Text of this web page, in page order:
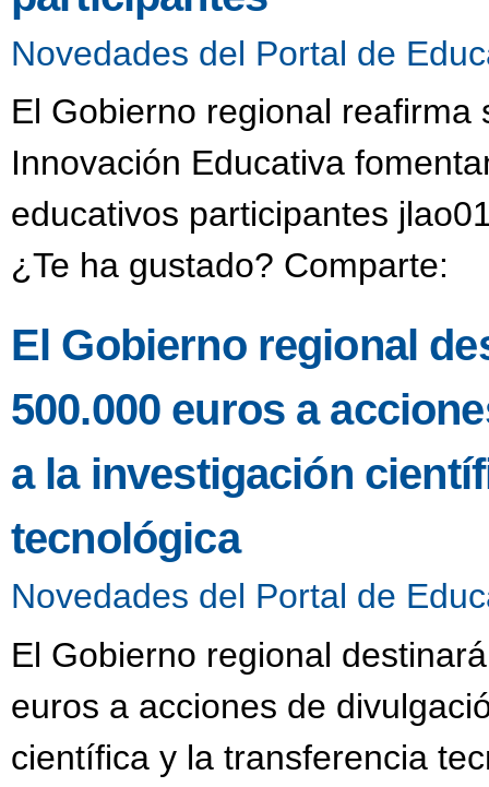
Novedades del Portal de
El Gobierno regional
Innovación Educativa
educativos participantes
¿Te ha gustado? Comparte:
El Gobierno regional
500.000 euros a
a la investigación
tecnológica
Novedades del Portal de
El Gobierno regional
euros a acciones de
científica y la transferencia